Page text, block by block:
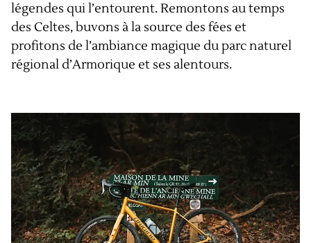
légendes qui l’entourent. Remontons au temps
des Celtes, buvons à la source des fées et
profitons de l’ambiance magique du parc naturel
régional d’Armorique et ses alentours.